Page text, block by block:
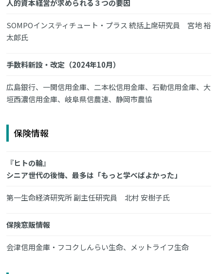
人的資本経営が求められる３つの要因
SOMPOインスティチュート・プラス 統括上席研究員 宮地 裕
太郎氏
手数料新設・改定（2024年10月）
広島銀行、一関信用金庫、二本松信用金庫、石動信用金庫、大
垣西濃信用金庫、岐阜県信農連、静岡市農協
保険情報
『ヒトの輪』
シニア世代の後悔、最多は「もっと学べばよかった」
第一生命経済研究所 副主任研究員 北村 安樹子氏
保険窓販情報
会津信用金庫・フコクしんらい生命、メットライフ生命